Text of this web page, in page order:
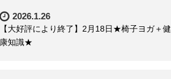
2026.1.26
【大好評により終了】2月18日★椅子ヨガ＋健
康知識★